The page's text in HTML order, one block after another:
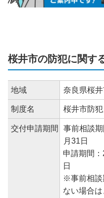
桜井市の防犯に関す
地域 奈良県桜
制度名 桜井市防
交付申請期間
事前相談
月31日
申請期間
日
※事前相談
ない場合